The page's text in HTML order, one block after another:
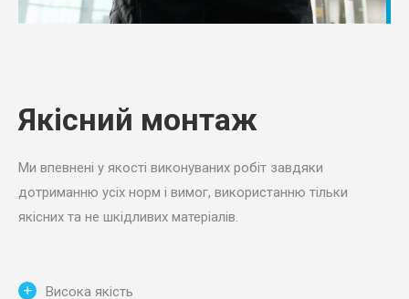
Якісний монтаж
Ми впевнені у якості виконуваних робіт завдяки
дотриманню усіх норм і вимог, використанню тільки
якісних та не шкідливих матеріалів.
Висока якість